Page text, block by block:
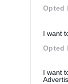
Opted
I want
Opted
I want